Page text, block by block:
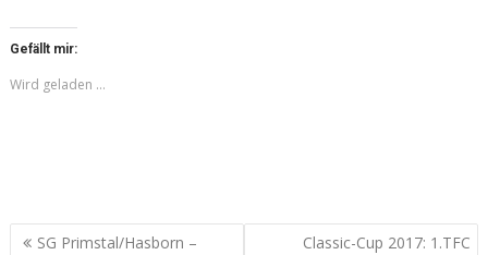
Gefällt mir:
Wird geladen …
Beitragsnavigation
SG Primstal/Hasborn –
Classic-Cup 2017: 1.TFC